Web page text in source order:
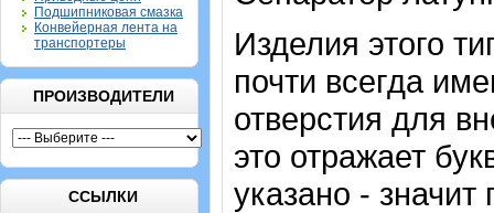
Подшипниковая смазка
Конвейерная лента на
транспортеры
ПРОИЗВОДИТЕЛИ
ССЫЛКИ
Изделия этого
почти всегда
отверстия для
это отражает
указано - значит